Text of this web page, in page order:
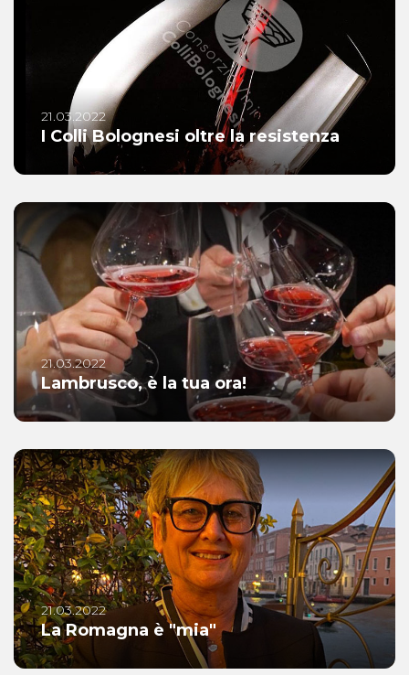
21.03.2022
I Colli Bolognesi oltre la resistenza
21.03.2022
Lambrusco, è la tua ora!
21.03.2022
La Romagna è "mia"